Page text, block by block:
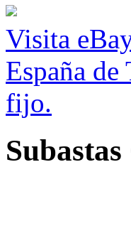
Visita
España
fijo.